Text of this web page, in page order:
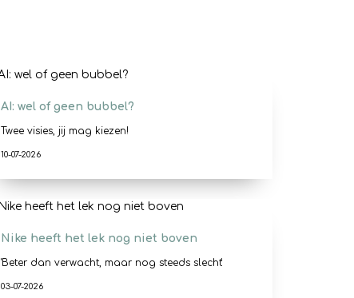
AI: wel of geen bubbel?
Twee visies, jij mag kiezen!
10-07-2026
Nike heeft het lek nog niet boven
'Beter dan verwacht, maar nog steeds slecht'
03-07-2026